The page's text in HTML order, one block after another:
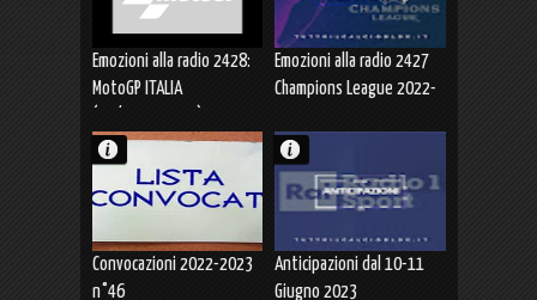
Emozioni alla radio 2428:
MotoGP ITALIA
Emozioni alla radio 2427
Champions League 2022-
CITY-INTER 1-0
(10.06.2023)
Convocazioni 2022-2023
n°46
Anticipazioni dal 10-11
Giugno 2023